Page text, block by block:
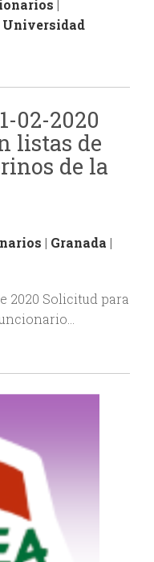
|
Universidad
02-2020
listas de
de la
| Granada |
2020 Solicitud para